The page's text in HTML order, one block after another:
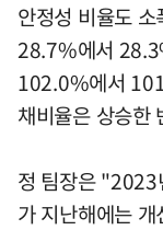
안정성 비율도
28.7%에서
102.0%에서
채비율은 상승한
정 팀장은 "2023
가 지난해에는